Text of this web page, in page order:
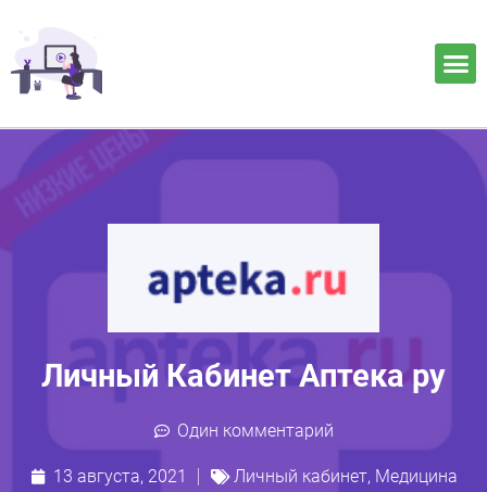
Личный Кабинет Аптека ру
Один комментарий
13 августа, 2021 Личный кабинет, Медицина